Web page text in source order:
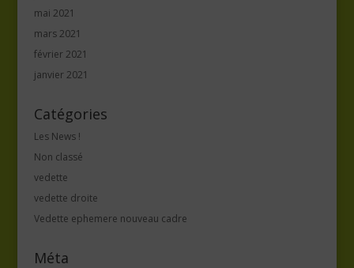
mai 2021
mars 2021
février 2021
janvier 2021
Catégories
Les News !
Non classé
vedette
vedette droite
Vedette ephemere nouveau cadre
Méta